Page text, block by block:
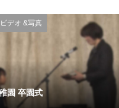
デオ &写真
園 卒園式